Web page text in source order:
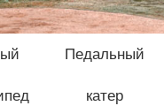
Педальный
катер